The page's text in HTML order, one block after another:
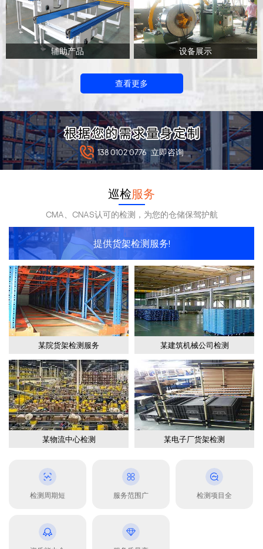
辅助产品 设备展示
查看更多
138 0102 0776 立即咨询
巡检服务
CMA、CNAS认可的检测，为您的仓储保驾护航
提供货架检测服务!
某院货架检测服务 某建筑机械公司检测
某物流中心检测 某电子厂货架检测
检测周期短 服务范围广 检测项目全